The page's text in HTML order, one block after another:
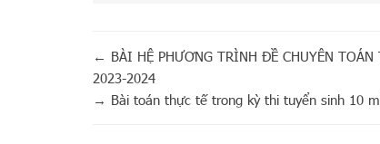
← BÀI HỆ PHƯƠNG TRÌNH ĐỀ CHUYÊN
2023-2024
→ Bài toán thực tế trong kỳ thi tuyển sinh 10